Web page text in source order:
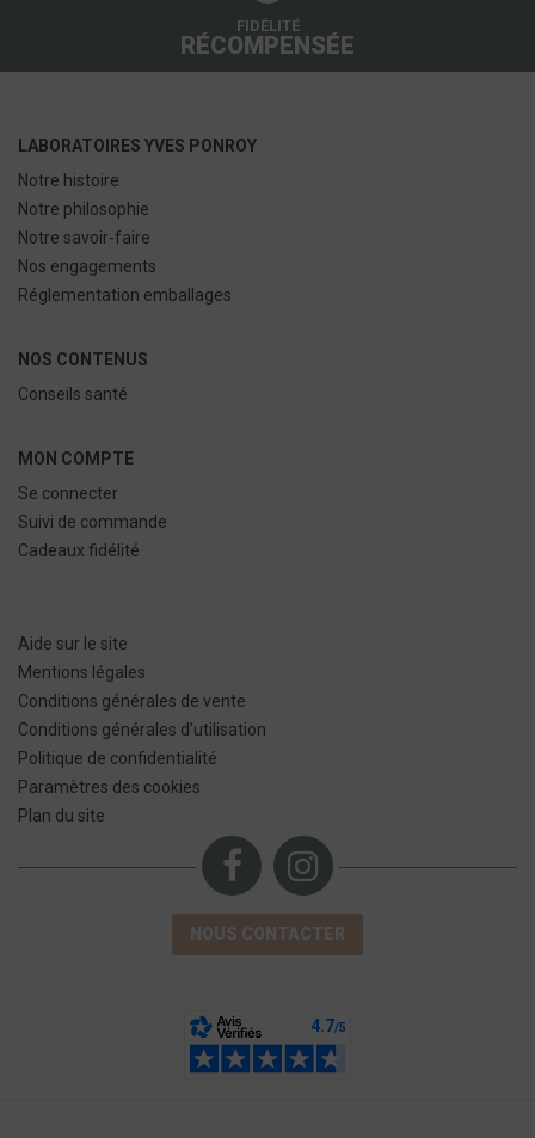
FIDÉLITÉ
RÉCOMPENSÉE
LABORATOIRES YVES PONROY
Notre histoire
Notre philosophie
Notre savoir-faire
Nos engagements
Réglementation emballages
NOS CONTENUS
Conseils santé
MON COMPTE
Se connecter
Suivi de commande
Cadeaux fidélité
Aide sur le site
Mentions légales
Conditions générales de vente
Conditions générales d’utilisation
Politique de confidentialité
Paramètres des cookies
Plan du site
NOUS CONTACTER